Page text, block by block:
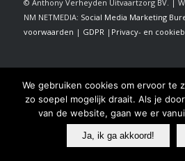
© Anthony Verheyden Uitvaartzorg BV. |
NM NETMEDIA: Social Media Marketing
voorwaarden | GDPR| Privacy- en
We gebruiken cookies om ervoor te
zo soepel mogelijk draait. Als je
van de website, gaan we er
Ja, ik ga akkoord!